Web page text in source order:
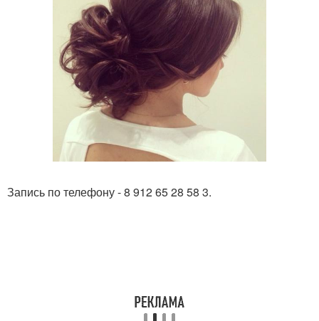
Запись по телефону - 8 912 65 28 58 3.